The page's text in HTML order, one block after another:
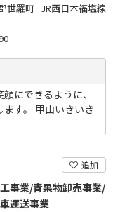
世羅町 JR西日本福塩線
にできるように、
す。 甲山いきいき
追加
事業/青果物卸売事業/
運送事業